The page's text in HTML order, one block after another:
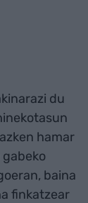
du
hamar
baina
finkatzear